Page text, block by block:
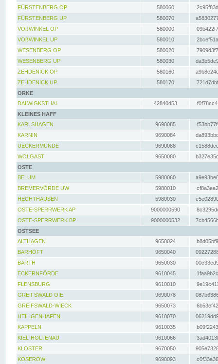
FÜRSTENBERG OP
580060
FÜRSTENBERG UP
580070
VOßWINKEL OP
580000
VOßWINKEL UP
580010
WESENBERG OP
580020
WESENBERG UP
580030
ZEHDENICK OP
580160
ZEHDENICK UP
580170
ORKE
DALWIGKSTHAL
42840453
KLEINES HAFF
KARLSHAGEN
9690085
KARNIN
9690084
UECKERMÜNDE
9690088
WOLGAST
9650080
OSTE
BELUM
5980060
BREMERVÖRDE UW
5980010
HECHTHAUSEN
5980030
OSTE-SPERRWERK AP
9000000590
OSTE-SPERRWERK BP
9000000532
OSTSEE
ALTHAGEN
9650024
BARHÖFT
9650040
BARTH
9650030
ECKERNFÖRDE
9610045
FLENSBURG
9610010
GREIFSWALD OIE
9690078
GREIFSWALD-WIECK
9650073
HEILIGENHAFEN
9610070
KAPPELN
9610035
KIEL-HOLTENAU
9610066
KLOSTER
9670050
KOSEROW
9690093